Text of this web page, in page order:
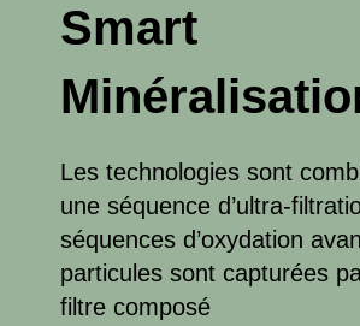
Smart
Les technologies sont
une séquence d’ultra-
séquences d’oxydation
particules sont capturées
filtre composé